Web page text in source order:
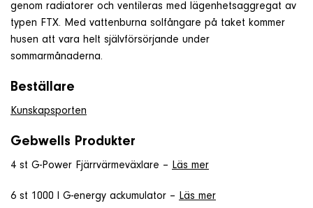
SÖK
genom radiatorer och ventileras med lägenhetsaggregat av
typen FTX. Med vattenburna solfångare på taket kommer
husen att vara helt självförsörjande under
sommarmånaderna.
Beställare
Kunskapsporten
Gebwells Produkter
4 st G-Power Fjärrvärmeväxlare – Läs mer
6 st 1000 l G-energy ackumulator – Läs mer